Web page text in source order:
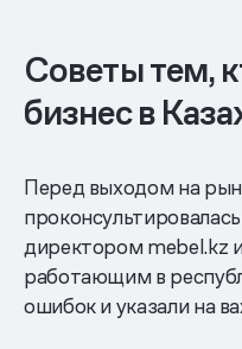
Советы тем,
бизнес в
Перед выходом на
директором mebel.kz
работающим в
ошибок и указали на